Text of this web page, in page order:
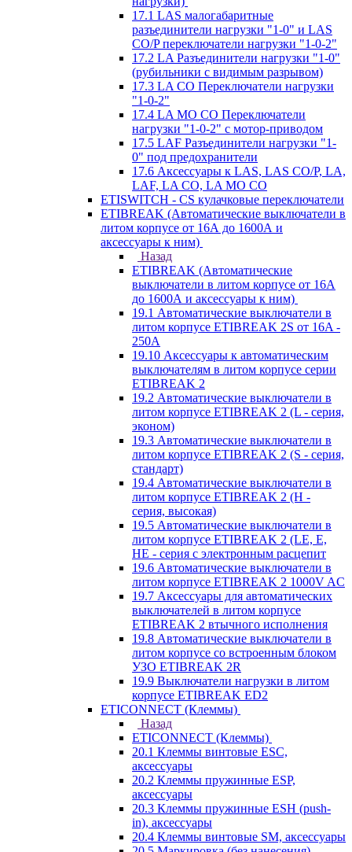
17.1 LAS малогабаритные
разъединители нагрузки "1-0" и LAS
CO/P переключатели нагрузки "1-0-2"
17.2 LA Разъединители нагрузки "1-0"
(рубильники с видимым разрывом)
17.3 LA CO Переключатели нагрузки
"1-0-2"
17.4 LA MO CO Переключатели
нагрузки "1-0-2" с мотор-приводом
17.5 LAF Разъединители нагрузки "1-
0" под предохранители
17.6 Аксессуары к LAS, LAS CO/P, LA,
LAF, LA CO, LA MO CO
ETISWITCH - CS кулачковые переключатели
ETIBREAK (Автоматические выключатели в
литом корпусе от 16А до 1600А и
аксессуары к ним)
Назад
ETIBREAK (Автоматические
выключатели в литом корпусе от 16А
до 1600А и аксессуары к ним)
19.1 Автоматические выключатели в
литом корпусе ETIBREAK 2S от 16A -
250A
19.10 Аксессуары к автоматическим
выключателям в литом корпусе серии
ETIBREAK 2
19.2 Автоматические выключатели в
литом корпусе ETIBREAK 2 (L - серия,
эконом)
19.3 Автоматические выключатели в
литом корпусе ETIBREAK 2 (S - серия,
стандарт)
19.4 Автоматические выключатели в
литом корпусе ETIBREAK 2 (H -
серия, высокая)
19.5 Автоматические выключатели в
литом корпусе ETIBREAK 2 (LE, E,
HE - серия с электронным расцепит
19.6 Автоматические выключатели в
литом корпусе ETIBREAK 2 1000V AC
19.7 Аксессуары для автоматических
выключателей в литом корпусе
ETIBREAK 2 втычного исполнения
19.8 Автоматические выключатели в
литом корпусе со встроенным блоком
УЗО ETIBREAK 2R
19.9 Выключатели нагрузки в литом
корпусе ETIBREAK ED2
ETICONNECT (Клеммы)
Назад
ETICONNECT (Клеммы)
20.1 Клеммы винтовые ESC,
аксессуары
20.2 Клеммы пружинные ESP,
аксессуары
20.3 Клеммы пружинные ESH (push-
in), аксессуары
20.4 Клеммы винтовые SM, аксессуары